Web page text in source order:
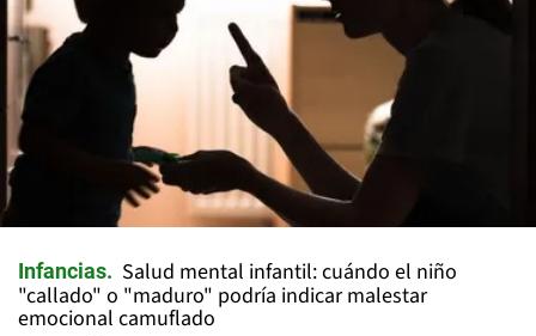
Infancias
Salud mental infantil: cuándo el niño
"callado" o "maduro" podría indicar malestar
emocional camuflado